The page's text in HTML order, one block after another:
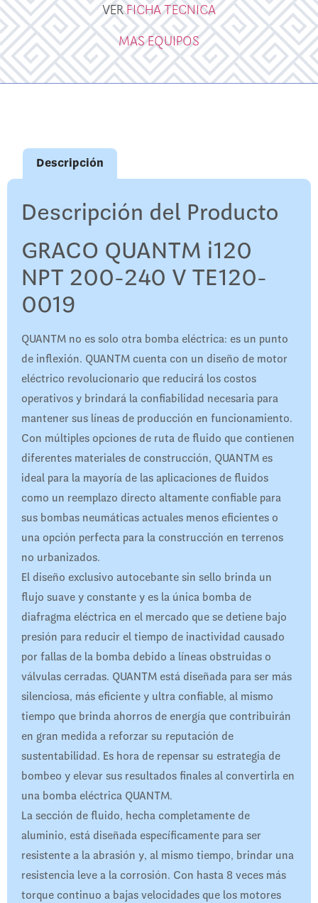
VERFICHA TECNICA
MAS EQUIPOS
Descripción
Descripción del Producto
GRACO QUANTM i120
NPT 200-240 V TE120-
0019
QUANTM no es solo otra bomba eléctrica: es un punto
de inflexión. QUANTM cuenta con un diseño de motor
eléctrico revolucionario que reducirá los costos
operativos y brindará la confiabilidad necesaria para
mantener sus líneas de producción en funcionamiento.
Con múltiples opciones de ruta de fluido que contienen
diferentes materiales de construcción, QUANTM es
ideal para la mayoría de las aplicaciones de fluidos
como un reemplazo directo altamente confiable para
sus bombas neumáticas actuales menos eficientes o
una opción perfecta para la construcción en terrenos
no urbanizados.
El diseño exclusivo autocebante sin sello brinda un
flujo suave y constante y es la única bomba de
diafragma eléctrica en el mercado que se detiene bajo
presión para reducir el tiempo de inactividad causado
por fallas de la bomba debido a líneas obstruidas o
válvulas cerradas. QUANTM está diseñada para ser más
silenciosa, más eficiente y ultra confiable, al mismo
tiempo que brinda ahorros de energía que contribuirán
en gran medida a reforzar su reputación de
sustentabilidad. Es hora de repensar su estrategia de
bombeo y elevar sus resultados finales al convertirla en
una bomba eléctrica QUANTM.
La sección de fluido, hecha completamente de
aluminio, está diseñada específicamente para ser
resistente a la abrasión y, al mismo tiempo, brindar una
resistencia leve a la corrosión. Con hasta 8 veces más
torque continuo a bajas velocidades que los motores